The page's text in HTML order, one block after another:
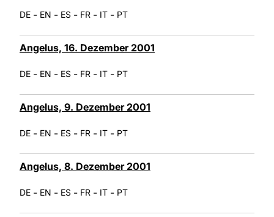
DE - EN - ES - FR - IT - PT
Angelus, 16. Dezember 2001
DE - EN - ES - FR - IT - PT
Angelus, 9. Dezember 2001
DE - EN - ES - FR - IT - PT
Angelus, 8. Dezember 2001
DE - EN - ES - FR - IT - PT